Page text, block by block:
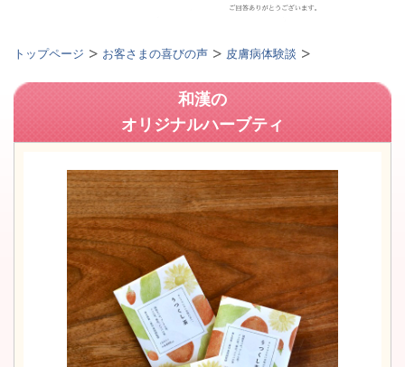
トップページ お客さまの喜びの声 皮膚病体験談
和漢の
オリジナルハーブティ